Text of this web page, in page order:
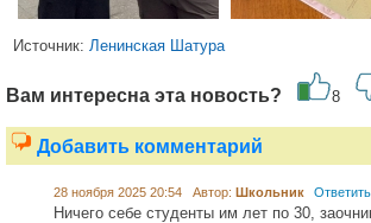
Источник: Ленинская Шатура
Вам интересна эта новость? 8
Добавить комментарий
28 ноября 2025 20:54 Автор: Школьник Ответить
Ничего себе студенты им лет по 30,